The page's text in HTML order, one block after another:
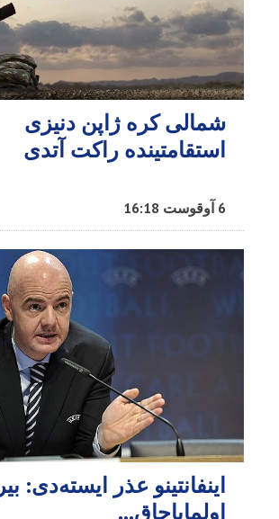
شمالی کره ژاپن دنیزی
استقامتینده راکت آتدی
6 آوقوست 16:18
اینفانتینو عذر ایسته‌دی:
اولمایاجاق…